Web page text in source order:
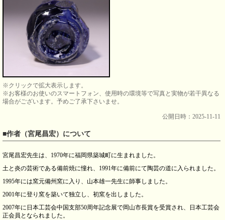
※クリックで拡大表示します。
※お客様のお使いのスマートフォン、使用時の環境等で写真と実物が若干異なる
場合がございます。予めご了承下さいませ。
公開日時：2025-11-11
■作者（宮尾昌宏）について
宮尾昌宏先生は、1970年に福岡県築城町に生まれました。
土と炎の芸術である備前焼に憧れ、1991年に備前にて陶芸の道に入られました。
1995年には窯元備州窯に入り、山本雄一先生に師事しました。
2001年に登り窯を築いて独立し、初窯を出しました。
2007年に日本工芸会中国支部50周年記念展で岡山市長賞を受賞され、日本工芸会
正会員となられました。